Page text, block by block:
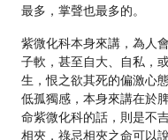
最多，掌聲也最多的。
紫微化科本身來講，為人
子軟，甚至自大、自私，
生，恨之欲其死的偏激心
低孤獨感，本身來講在於
命紫微化科的話，則是不
相夾，祿忌相夾之命可以